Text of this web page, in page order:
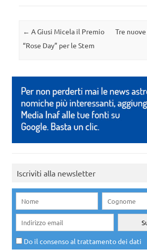
Navigazione articolo
← A Giusi Micela il Premio
“Rose Day” per le Stem
Tre
Iscriviti alla newsletter
Do il consenso al trattamento dei dati